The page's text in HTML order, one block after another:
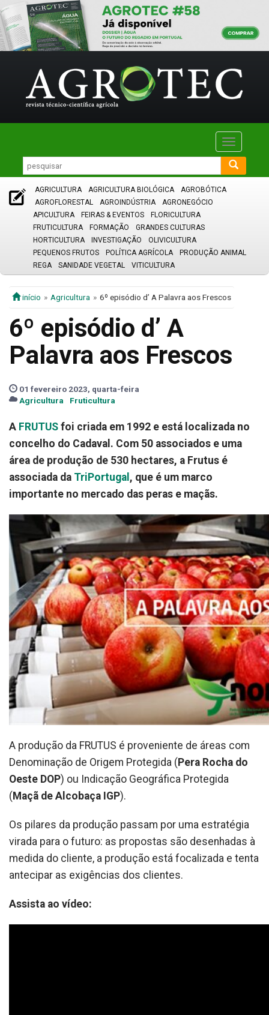
Toggle
AGRICULTURA AGRICULTURA BIOLÓGICA
AGROBÓTICA
AGROFLORESTAL
AGROINDÚSTRIA
AGRONEGÓCIO
APICULTURA
FEIRAS & EVENTOS
FLORICULTURA
FRUTICULTURA
FORMAÇÃO
GRANDES CULTURAS
HORTICULTURA
INVESTIGAÇÃO
OLIVICULTURA
PEQUENOS FRUTOS
POLÍTICA AGRÍCOLA
PRODUÇÃO ANIMAL
REGA
SANIDADE VEGETAL VITICULTURA
início Agricultura 6º episódio d’ A Palavra aos Frescos
6º episódio d’ A
Palavra aos Frescos
01 fevereiro 2023, quarta-feira
Agricultura
Fruticultura
A FRUTUS foi criada em 1992 e está localizada no
concelho do Cadaval. Com 50 associados e uma
área de produção de 530 hectares, a Frutus é
associada da TriPortugal , que é um marco
importante no mercado das peras e maçãs.
A produção da FRUTUS é proveniente de áreas com
Denominação de Origem Protegida (Pera Rocha do
Oeste DOP) ou Indicação Geográfica Protegida
(Maçã de Alcobaça IGP).
Os pilares da produção passam por uma estratégia
virada para o futuro: as propostas são desenhadas à
medida do cliente, a produção está focalizada e tenta
antecipar as exigências dos clientes.
Assista ao vídeo: